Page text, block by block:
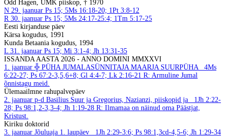
Odd Hagen, ÜMK piiskop, † 1970
N 29. jaanuar Ps 15; 5Ms 16:18-20; 1Pt 3:8-12
R30. jaanuar Ps 15; 5Ms 24:17-25:4; 1Tm 5:17-25
Eesti kirjanduse päev
Kärsa kogudus, 1991
Kunda Betaania kogudus, 1994
L 31. jaanuar Ps 15; Mi 3:1-4; Jh 13:31-35
ISSANDA AASTA 2026 - ANNO DOMINI MMXXVI
1. jaanuar ╬ PÜHA JUMALASÜNNITAJA MAARJA SUURPÜHA
4Ms
6:22-27; Ps 67:2-3,5,6+8; Gl 4:4-7; Lk 2:16-21 R: Armuline Jumal
õnnistagu meid.
Ülemaailmne rahupalvepäev
2. jaanuar p-d Basilius Suur ja Gregorius, Nazianzi, piiskopid ja
1Jh 2:22-
28; Ps 98:1,2-3,3-4; Jh 1:19-28 R: Ilmamaa on näinud oma Päästjat,
Kristust.
Kiriku doktorid
3. jaanuar Jõuluaja 1. laupäev
1Jh 2:29-3:6; Ps 98:1,3cd-4,5-6; Jh 1:29-34